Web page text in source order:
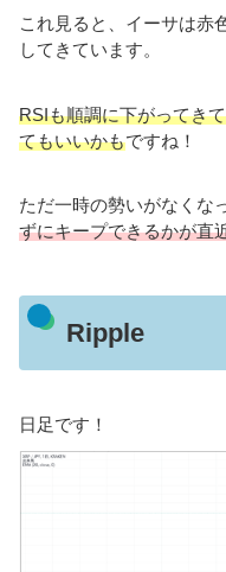
これ見ると、イーサは赤
してきています。
RSIも順調に下がってき
てもいいかもですね！
ただ一時の勢いがなくな
ずにキープできるかが直
Ripple
日足です！